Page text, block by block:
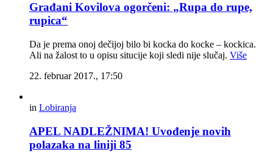
Građani Kovilova ogorčeni: „Rupa do rupe,
rupica“
Da je prema onoj dečijoj bilo bi kocka do kocke – kockica.
Ali na žalost to u opisu situcije koji sledi nije slučaj. Više
22. februar 2017., 17:50
in Lobiranja
APEL NADLEŽNIMA! Uvođenje novih
polazaka na liniji 85